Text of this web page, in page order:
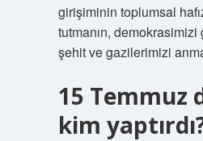
girişiminin toplumsal
tutmanın,
şehit ve gazilerimizi
15 Temmuz
kim